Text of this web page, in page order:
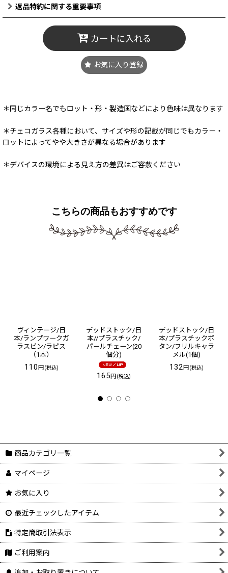
返品特約に関する重要事項
カートに入れる
お気に入り登録
＊同じカラー名でもロット・形・製造国などにより色味は異なります
＊チェコガラス各種において、サイズや形の記載が同じでもカラー・
ロットによってやや大きさが異なる場合があります
＊デバイスの環境による見え方の差異はご容赦ください
こちらの商品もおすすめです
ヴィンテージ/日
本/ランプワークガ
ラスピン/ラピス
（1本）
110円(税込)
デッドストック/日
本//プラスチック/
パールチェーン(20
個分)
165円(税込)
デッドストック/日
本/プラスチックボ
タン/フリルキャラ
メル(1個)
132円(税込)
商品カテゴリ一覧
マイページ
お気に入り
最近チェックしたアイテム
特定商取引法表示
ご利用案内